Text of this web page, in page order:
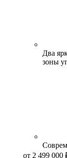
Два
зоны
от 2 499 000